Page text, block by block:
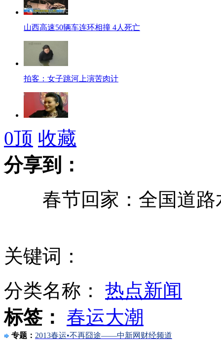
山西高速50辆车连环相撞 4人死亡
拍客：女子跳河上演苦肉计
谭晶笑谈春晚绝对真唱
钓岛问题安倍称将站在"保卫最前列"
韩媒称朝基地已搭伪装网或即将核试
0顶 收藏
分享到：
春节回家：全国道路
关键词：
分类名称： 热点新闻
标签：
春运大潮
专题： 2013春运•不再囧途——中新网财经频道